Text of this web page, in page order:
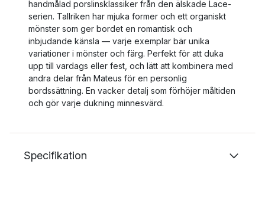
handmålad porslinsklassiker från den älskade Lace-
serien. Tallriken har mjuka former och ett organiskt
mönster som ger bordet en romantisk och
inbjudande känsla — varje exemplar bär unika
variationer i mönster och färg. Perfekt för att duka
upp till vardags eller fest, och lätt att kombinera med
andra delar från Mateus för en personlig
bordssättning. En vacker detalj som förhöjer måltiden
och gör varje dukning minnesvärd.
Specifikation